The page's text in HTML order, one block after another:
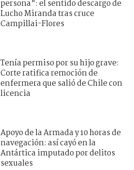
persona": el sentido descargo de
Lucho Miranda tras cruce
Campillai-Flores
Tenía permiso por su hijo grave:
Corte ratifica remoción de
enfermera que salió de Chile con
licencia
Apoyo de la Armada y 10 horas de
navegación: así cayó en la
Antártica imputado por delitos
sexuales